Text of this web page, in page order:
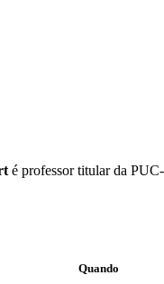
é professor titular da
Quando